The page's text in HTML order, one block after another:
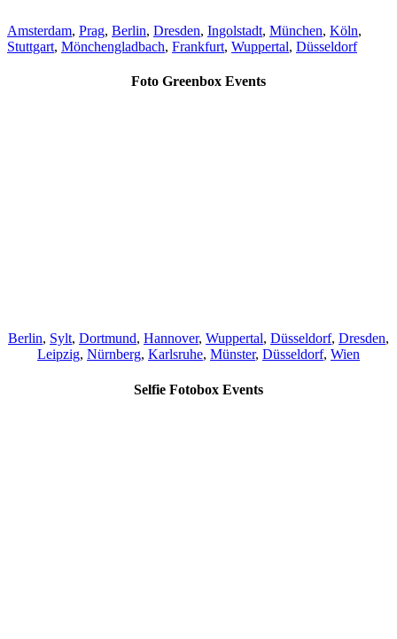
Amsterdam, Prag, Berlin, Dresden, Ingolstadt, München, Köln,
Stuttgart, Mönchengladbach, Frankfurt, Wuppertal, Düsseldorf
Foto Greenbox Events
Berlin, Sylt, Dortmund, Hannover, Wuppertal, Düsseldorf, Dresden,
Leipzig, Nürnberg, Karlsruhe, Münster, Düsseldorf, Wien
Selfie Fotobox Events